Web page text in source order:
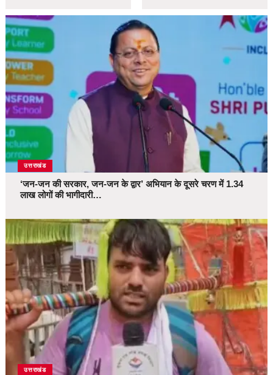
उत्तराखंड
‘जन-जन की सरकार, जन-जन के द्वार’ अभियान के दूसरे चरण में 1.34
लाख लोगों की भागीदारी…
उत्तराखंड